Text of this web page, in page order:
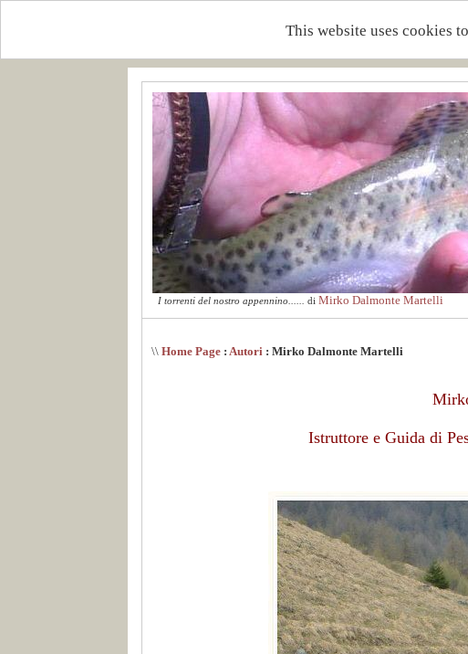
This website uses cookies
I torrenti del nostro appennino...... di Mirko Dalmonte Martelli
\\ Home Page : Autori : Mirko Dalmonte Martelli
Istruttore e Guida di